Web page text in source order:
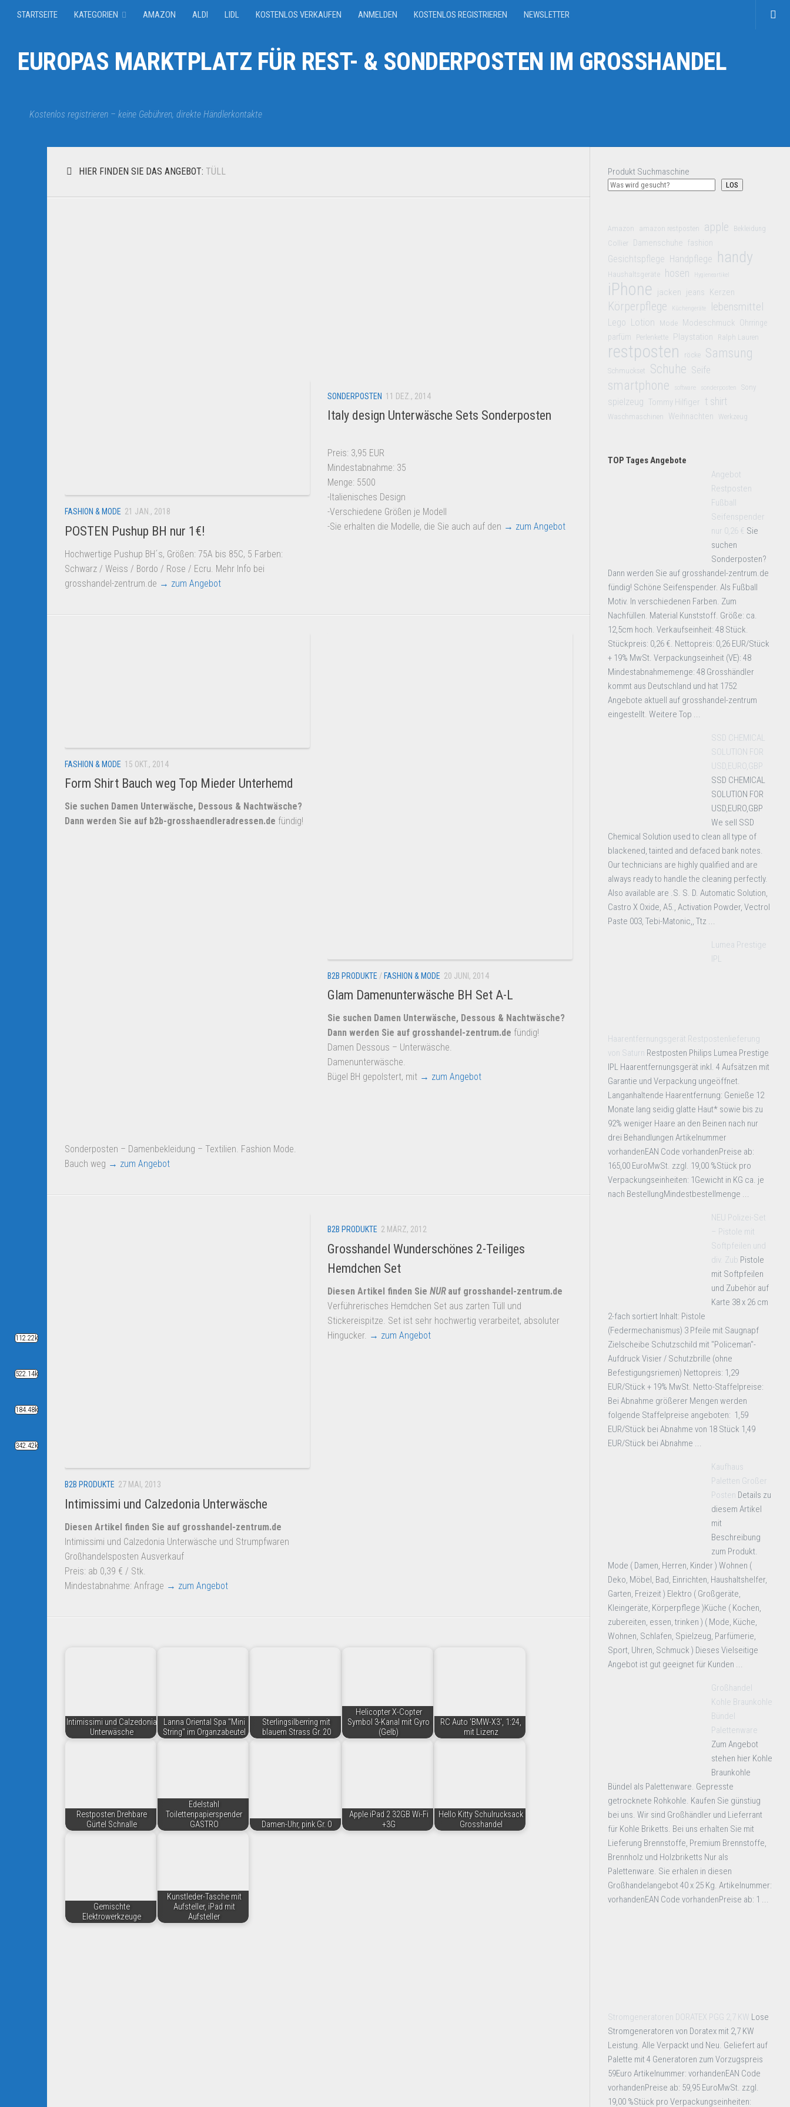
STARTSEITE KATEGORIEN AMAZON ALDI LIDL KOSTENLOS VERKAUFEN ANMELDEN KOSTENLOS REGISTRIEREN NEWSLETTER
EUROPAS MARKTPLATZ FÜR REST- & SONDERPOSTEN IM GROSSHANDEL
Kostenlos registrieren – keine Gebühren, direkte Händlerkontakte
HIER FINDEN SIE DAS ANGEBOT: TÜLL
FASHION & MODE 21 JAN., 2018
POSTEN Pushup BH nur 1€!
Hochwertige Pushup BH´s, Größen: 75A bis 85C, 5 Farben:
Schwarz / Weiss / Bordo / Rose / Ecru. Mehr Info bei
grosshandel-zentrum.de → zum Angebot
SONDERPOSTEN 11 DEZ., 2014
Italy design Unterwäsche Sets Sonderposten
Preis: 3,95 EUR
Mindestabnahme: 35
Menge: 5500
-Italienisches Design
-Verschiedene Größen je Modell
-Sie erhalten die Modelle, die Sie auch auf den → zum Angebot
FASHION & MODE 15 OKT., 2014
Form Shirt Bauch weg Top Mieder Unterhemd
Sie suchen Damen Unterwäsche, Dessous & Nachtwäsche?
Dann werden Sie auf b2b-grosshaendleradressen.de fündig!
Sonderposten – Damenbekleidung – Textilien. Fashion Mode.
Bauch weg → zum Angebot
B2B PRODUKTE / FASHION & MODE 20 JUNI, 2014
Glam Damenunterwäsche BH Set A-L
Sie suchen Damen Unterwäsche, Dessous & Nachtwäsche?
Dann werden Sie auf grosshandel-zentrum.de fündig!
Damen Dessous – Unterwäsche.
Damenunterwäsche.
Bügel BH gepolstert, mit → zum Angebot
B2B PRODUKTE 27 MAI, 2013
Intimissimi und Calzedonia Unterwäsche
Diesen Artikel finden Sie auf grosshandel-zentrum.de
Intimissimi und Calzedonia Unterwäsche und Strumpfwaren
Großhandelsposten Ausverkauf
Preis: ab 0,39 € / Stk.
Mindestabnahme: Anfrage → zum Angebot
B2B PRODUKTE 2 MÄRZ, 2012
Grosshandel Wunderschönes 2-Teiliges
Hemdchen Set
Diesen Artikel finden Sie NURauf grosshandel-zentrum.de
Verführerisches Hemdchen Set aus zarten Tüll und
Stickereispitze. Set ist sehr hochwertig verarbeitet, absoluter
Hingucker. → zum Angebot
Intimissimi und Calzedonia
Unterwäsche
Lanna Oriental Spa "Mini
String" im Organzabeutel
Sterlingsilberring mit
blauem Strass Gr. 20
Helicopter X-Copter
Symbol 3-Kanal mit Gyro
(Gelb)
RC Auto 'BMW-X3', 1:24,
mit Lizenz
Restposten Drehbare
Gürtel Schnalle
Edelstahl
Toilettenpapierspender
GASTRO
Damen-Uhr, pink Gr. 0
Apple iPad 2 32GB Wi-Fi
+3G
Hello Kitty Schulrucksack
Grosshandel
Gemischte
Elektrowerkzeuge
Kunstleder-Tasche mit
Aufsteller, iPad mit
Aufsteller
Produkt Suchmaschine
LOS
Amazon amazon restposten apple Bekleidung
Collier Damenschuhe fashion
Gesichtspflege Handpflege handy
Haushaltsgeräte hosen Hygieneartikel
iPhone jacken jeans Kerzen
Körperpflege Küchengeräte lebensmittel
Lego Lotion Mode Modeschmuck Ohrringe
parfüm
Perlenkette Playstation Ralph Lauren
restposten röcke Samsung
Schmuckset Schuhe Seife
smartphone software sonderposten Sony
spielzeug Tommy Hilfiger t shirt
Waschmaschinen Weihnachten Werkzeug
TOP Tages Angebote
Angebot
Restposten
Fußball
Seifenspender
nur 0,26 € Sie
suchen
Sonderposten?
Dann werden Sie auf grosshandel-zentrum.de
fündig! Schöne Seifenspender. Als Fußball
Motiv. In verschiedenen Farben. Zum
Nachfüllen. Material Kunststoff. Größe: ca.
12,5cm hoch. Verkaufseinheit: 48 Stück.
Stückpreis: 0,26 €. Nettopreis: 0,26 EUR/Stück
+ 19% MwSt. Verpackungseinheit (VE): 48
Mindestabnahmemenge: 48 Grosshändler
kommt aus Deutschland und hat 1752
Angebote aktuell auf grosshandel-zentrum
eingestellt. Weitere Top ...
SSD CHEMICAL
SOLUTION FOR
USD,EURO,GBP
SSD CHEMICAL
SOLUTION FOR
USD,EURO,GBP
We sell SSD
Chemical Solution used to clean all type of
blackened, tainted and defaced bank notes.
Our technicians are highly qualified and are
always ready to handle the cleaning perfectly.
Also available are .S. S. D. Automatic Solution,
Castro X Oxide, A5., Activation Powder, Vectrol
Paste 003, Tebi-Matonic,, Ttz ...
Lumea Prestige
IPL
Haarentfernungsgerät Restpostenlieferung
von Saturn Restposten Philips Lumea Prestige
IPL Haarentfernungsgerät inkl. 4 Aufsätzen mit
Garantie und Verpackung ungeöffnet.
Langanhaltende Haarentfernung: Genieße 12
Monate lang seidig glatte Haut* sowie bis zu
92% weniger Haare an den Beinen nach nur
drei Behandlungen Artikelnummer
vorhandenEAN Code vorhandenPreise ab:
165,00 EuroMwSt. zzgl. 19,00 %Stück pro
Verpackungseinheiten: 1Gewicht in KG ca. je
nach BestellungMindestbestellmenge ...
NEU Polizei-Set
– Pistole mit
Softpfeilen und
div. Zub Pistole
mit Softpfeilen
und Zubehör auf
Karte 38 x 26 cm
2-fach sortiert Inhalt: Pistole
(Federmechanismus) 3 Pfeile mit Saugnapf
Zielscheibe Schutzschild mit "Policeman"-
Aufdruck Visier / Schutzbrille (ohne
Befestigungsriemen) Nettopreis: 1,29
EUR/Stück + 19% MwSt. Netto-Staffelpreise:
Bei Abnahme größerer Mengen werden
folgende Staffelpreise angeboten: 1,59
EUR/Stück bei Abnahme von 18 Stück 1,49
EUR/Stück bei Abnahme ...
Kaufhaus
Paletten Großer
Posten Details zu
diesem Artikel
mit
Beschreibung
zum Produkt.
Mode ( Damen, Herren, Kinder ) Wohnen (
Deko, Möbel, Bad, Einrichten, Haushaltshelfer,
Garten, Freizeit ) Elektro ( Großgeräte,
Kleingeräte, Körperpflege )Küche ( Kochen,
zubereiten, essen, trinken ) ( Mode, Küche,
Wohnen, Schlafen, Spielzeug, Parfümerie,
Sport, Uhren, Schmuck ) Dieses Vielseitige
Angebot ist gut geeignet für Kunden ...
Großhandel
Kohle Braunkohle
Bündel
Palettenware
Zum Angebot
stehen hier Kohle
Braunkohle
Bündel als Palettenware. Gepresste
getrocknete Rohkohle. Kaufen Sie günstiug
bei uns. Wir sind Großhändler und Lieferrant
für Kohle Briketts. Bei uns erhalten Sie mit
Lieferung Brennstoffe, Premium Brennstoffe,
Brennholz und Holzbriketts Nur als
Palettenware. Sie erhalen in diesen
Großhandelangebot 40 x 25 Kg. Artikelnummer:
vorhandenEAN Code vorhandenPreise ab: 1 ...
Stromgeneratoren DORATEX PGG 2,7 KW Lose
Stromgeneratoren von Doratex mit 2,7 KW
Leistung. Alle Verpackt und Neu. Geliefert auf
Palette mit 4 Generatoren zum Vorzugspreis
59Euro Artikelnummer: vorhandenEAN Code
vorhandenPreise ab: 59,95 EuroMwSt. zzgl.
19,00 %Stück pro Verpackungseinheiten:
112.22k
522.14k
184.48k
342.42k